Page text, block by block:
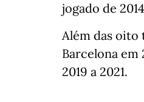
jogado de
Além das oito
Barcelona
2019 a 2021.